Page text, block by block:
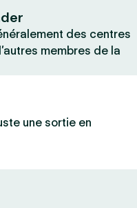
des centres
membres de la
une sortie en